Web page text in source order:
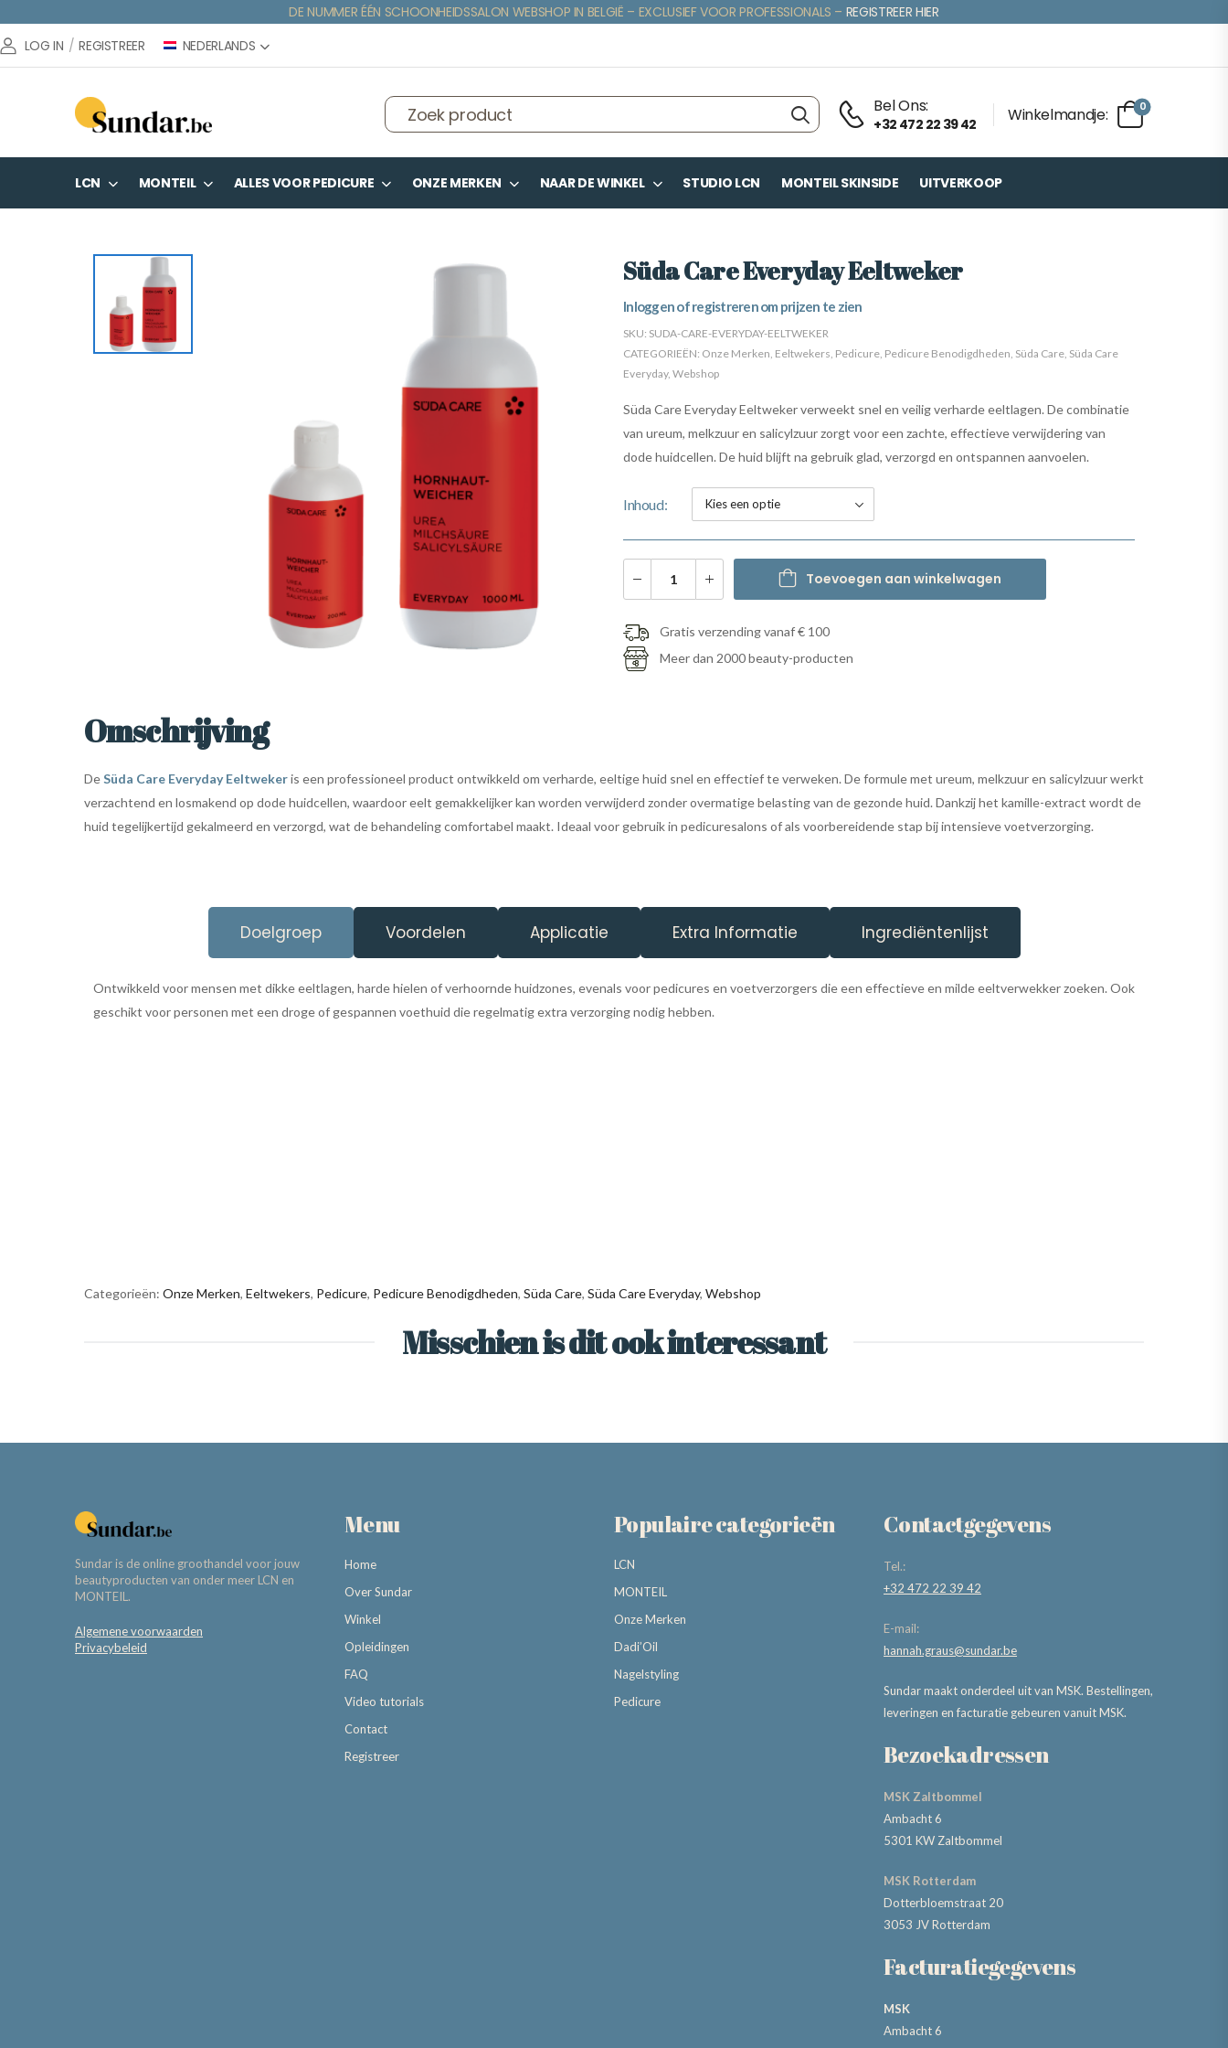
DE NUMMER ÉÉN SCHOONHEIDSSALON WEBSHOP IN BELGIË – EXCLUSIEF VOOR PROFESSIONALS – REGISTREER HIER
LOG IN / REGISTREER NEDERLANDS
Bel Ons:
+32 472 22 39 42 Winkelmandje: 0
LCN MONTEIL ALLES VOOR PEDICURE ONZE MERKEN NAAR DE WINKEL STUDIO LCN MONTEIL SKINSIDE UITVERKOOP
Süda Care Everyday Eeltweker
Inloggen of registreren om prijzen te zien
SKU: SUDA-CARE-EVERYDAY-EELTWEKER
CATEGORIEËN: Onze Merken, Eeltwekers, Pedicure, Pedicure Benodigdheden, Süda Care, Süda Care
Everyday, Webshop
Süda Care Everyday Eeltweker verweekt snel en veilig verharde eeltlagen. De combinatie
van ureum, melkzuur en salicylzuur zorgt voor een zachte, effectieve verwijdering van
dode huidcellen. De huid blijft na gebruik glad, verzorgd en ontspannen aanvoelen.
Inhoud
Toevoegen aan winkelwagen
Gratis verzending vanaf € 100
Meer dan 2000 beauty-producten
Omschrijving
DeSüda Care Everyday Eeltwekeris een professioneel product ontwikkeld om verharde, eeltige huid snel en effectief te verweken. De formule met ureum, melkzuur en salicylzuur werkt
verzachtend en losmakend op dode huidcellen, waardoor eelt gemakkelijker kan worden verwijderd zonder overmatige belasting van de gezonde huid. Dankzij het kamille-extract wordt de
huid tegelijkertijd gekalmeerd en verzorgd, wat de behandeling comfortabel maakt. Ideaal voor gebruik in pedicuresalons of als voorbereidende stap bij intensieve voetverzorging.
Doelgroep Voordelen Applicatie Extra Informatie Ingrediëntenlijst
Ontwikkeld voor mensen met dikke eeltlagen, harde hielen of verhoornde huidzones, evenals voor pedicures en voetverzorgers die een effectieve en milde eeltverwekker zoeken. Ook
geschikt voor personen met een droge of gespannen voethuid die regelmatig extra verzorging nodig hebben.
Categorieën: Onze Merken, Eeltwekers, Pedicure, Pedicure Benodigdheden, Süda Care, Süda Care Everyday, Webshop
Misschien is dit ook interessant
Sundar is de online groothandel voor jouw
beautyproducten van onder meer LCN en
MONTEIL.
Algemene voorwaarden
Privacybeleid
Menu
Home
Over Sundar
Winkel
Opleidingen
FAQ
Video tutorials
Contact
Registreer
Populaire categorieën
LCN
MONTEIL
Onze Merken
Dadi’Oil
Nagelstyling
Pedicure
Contactgegevens
Tel.:
+32 472 22 39 42
E-mail:
hannah.graus@sundar.be
Sundar maakt onderdeel uit van MSK. Bestellingen,
leveringen en facturatie gebeuren vanuit MSK.
Bezoekadressen
MSK Zaltbommel
Ambacht 6
5301 KW Zaltbommel
MSK Rotterdam
Dotterbloemstraat 20
3053 JV Rotterdam
Facturatiegegevens
MSK
Ambacht 6